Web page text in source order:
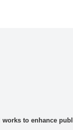
to enhance